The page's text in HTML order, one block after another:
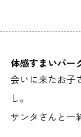
体感すまいパー
会いに来たお子
し。
サンタさんと一